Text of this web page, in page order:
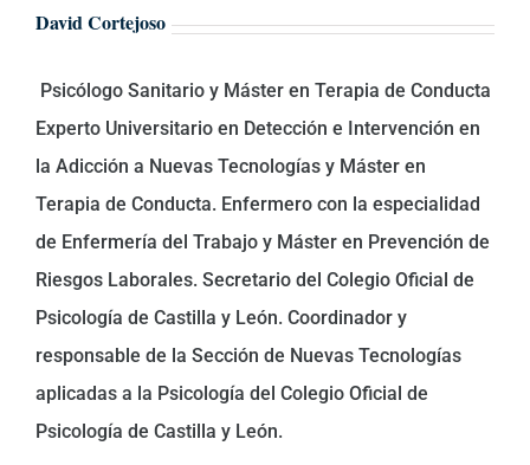
David Cortejoso
Psicólogo Sanitario y Máster en Terapia de Conducta
Experto Universitario en Detección e Intervención en
la Adicción a Nuevas Tecnologías y Máster en
Terapia de Conducta. Enfermero con la especialidad
de Enfermería del Trabajo y Máster en Prevención de
Riesgos Laborales. Secretario del Colegio Oficial de
Psicología de Castilla y León. Coordinador y
responsable de la Sección de Nuevas Tecnologías
aplicadas a la Psicología del Colegio Oficial de
Psicología de Castilla y León.